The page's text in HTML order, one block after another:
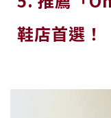
鞋店首選！